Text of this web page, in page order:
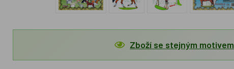
Zboží se stejným motivem